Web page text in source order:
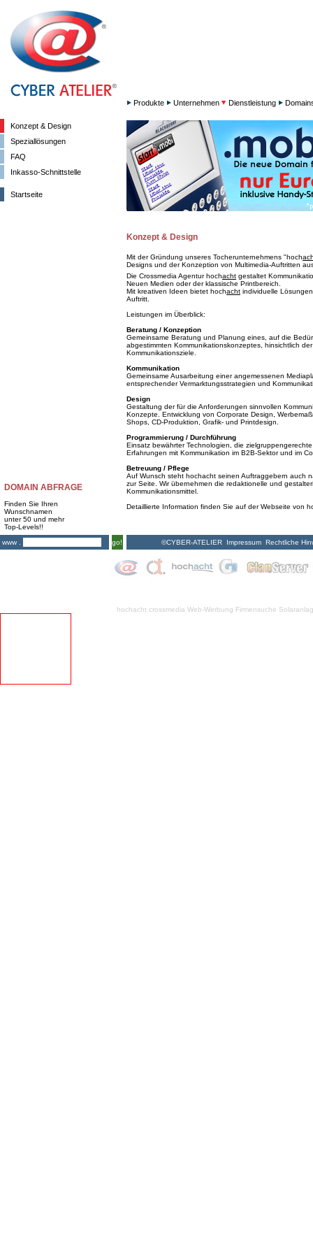
Konzept & Design
Speziallösungen
FAQ
Inkasso-Schnittstelle
Startseite
DOMAIN ABFRAGE
Finden Sie Ihren
Wunschnamen
unter 50 und mehr
Top-Levels!!
www .
go!
Produkte Unternehmen Dienstleistung
Konzept & Design
Mit der Gründung unseres Tocherunternehmens "hoch
Designs und der Konzeption von Multimedia-Auftritten
Die Crossmedia Agentur hochacht gestaltet
Neuen Medien oder der klassische Printbereich.
Mit kreativen Ideen bietet hochacht individuelle
Auftritt.
Leistungen im Überblick:
Beratung / Konzeption
Gemeinsame Beratung und Planung eines, auf die
abgestimmten Kommunikationskonzeptes, hinsichtlich
Kommunikationsziele.
Kommunikation
Gemeinsame Ausarbeitung einer angemessenen
entsprechender Vermarktungsstrategien und
Design
Gestaltung der für die Anforderungen sinnvollen
Konzepte. Entwicklung von Corporate Design,
Shops, CD-Produktion, Grafik- und Printdesign.
Programmierung / Durchführung
Einsatz bewährter Technologien, die
Erfahrungen mit Kommunikation im B2B-Sektor und im
Betreuung / Pflege
Auf Wunsch steht hochacht seinen Auftraggebern auch
zur Seite. Wir übernehmen die redaktionelle und
Kommunikationsmittel.
Detaillierte Information finden Sie auf der Webseite von
©CYBER-ATELIER Impressum Rechtliche
hochacht crossmedia Web-Werbung Firmensuche